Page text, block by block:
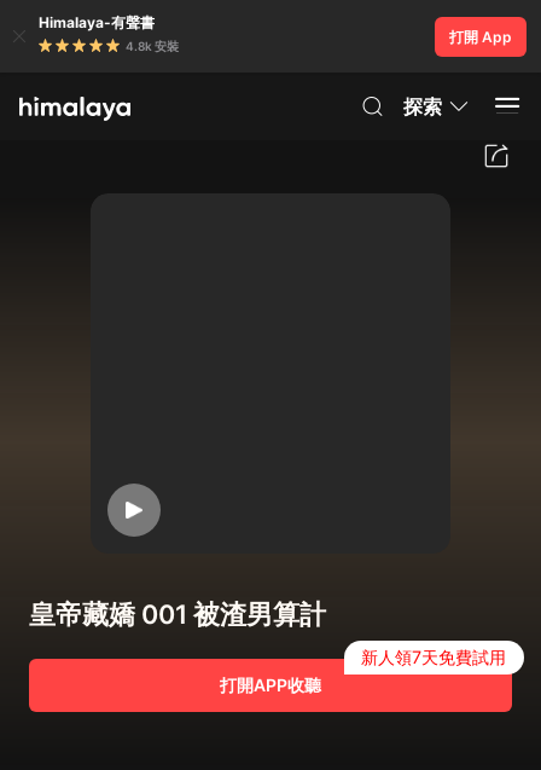
Himalaya-有聲書
4.8k 安裝
打開 App
探索
皇帝藏嬌 001 被渣男算計
打開APP收聽
新人領7天免費試用